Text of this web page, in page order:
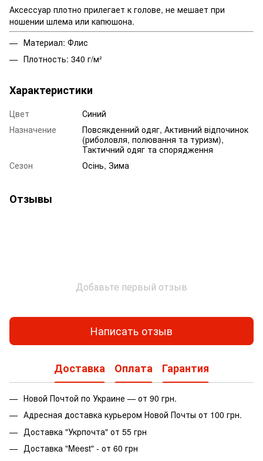
Аксессуар плотно прилегает к голове, не мешает при
ношении шлема или капюшона.
Материал: Флис
Плотность: 340 г/м²
Характеристики
Цвет
Синий
Назначение
Повсякденний одяг, Активний відпочинок
(риболовля, полювання та туризм),
Тактичний одяг та спорядження
Сезон
Осінь, Зима
Отзывы
Добавьте первый отзыв
Написать отзыв
Доставка Оплата Гарантия
Новой Почтой по Украине — от 90 грн.
Адресная доставка курьером Новой Почты от 100 грн.
Доставка "Укрпочта" от 55 грн
Доставка "Meest" - от 60 грн